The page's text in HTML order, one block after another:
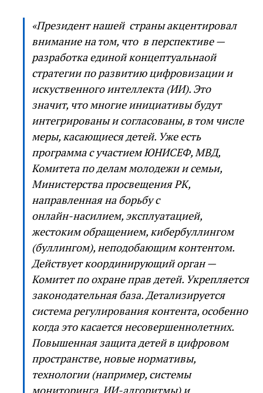
«Президент нашей страны акцентировал
внимание на том, что в перспективе —
разработка единой концептуальнаой
стратегии по развитию цифровизации и
искуственного интеллекта (ИИ). Это
значит, что многие инициативы будут
интегрированы и согласованы, в том числе
меры, касающиеся детей. Уже есть
программа с участием ЮНИСЕФ, МВД,
Комитета по делам молодежи и семьи,
Министерства просвещения РК,
направленная на борьбу с
онлайн‑насилием, эксплуатацией,
жестоким обращением, кибербуллингом
(буллингом), неподобающим контентом.
Действует координирующий орган —
Комитет по охране прав детей. Укрепляется
законодательная база. Детализируется
система регулирования контента, особенно
когда это касается несовершеннолетних.
Повышенная защита детей в цифровом
пространстве, новые нормативы,
технологии (например, системы
мониторинга, ИИ‑алгоритмы) и